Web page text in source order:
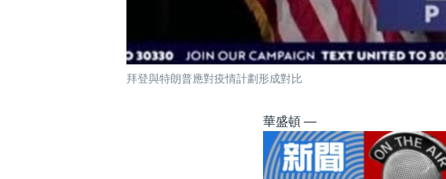
拜登與特朗普應對疫情計劃形成對比
華盛頓 —